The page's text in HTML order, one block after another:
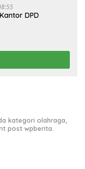
DPD
kategori olahraga,
post wpberita.